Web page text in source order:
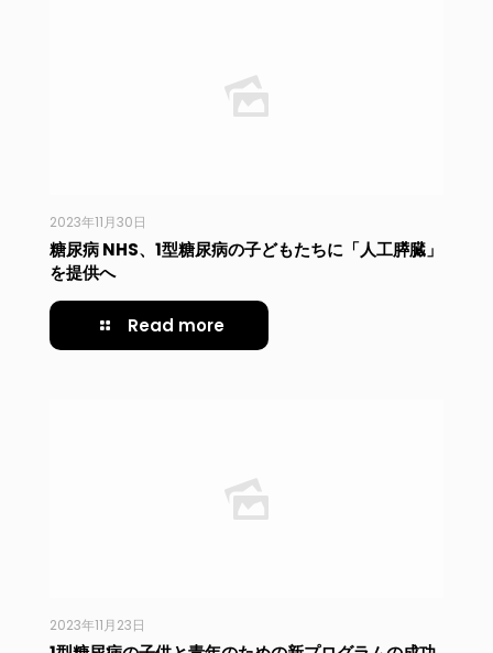
2023年11月30日
糖尿病 NHS、1型糖尿病の子どもたちに「人工膵臓」
を提供へ
Read more
2023年11月23日